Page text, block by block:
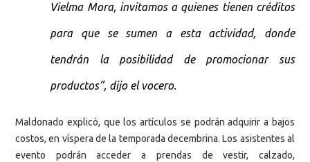
Vielma Mora, invitamos a quienes tienen créditos
para que se sumen a esta actividad, donde
tendrán la posibilidad de promocionar sus
productos”, dijo el vocero.
Maldonado explicó, que los artículos se podrán adquirir a bajos
costos, en víspera de la temporada decembrina. Los asistentes al
evento podrán acceder a prendas de vestir, calzado,